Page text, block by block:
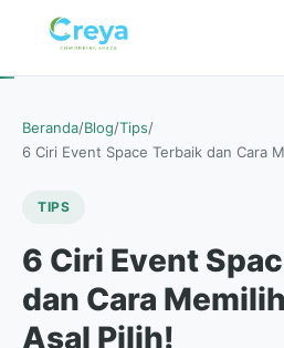
Beranda/Blog/Tips/
6 Ciri Event Space Terbaik dan Cara
TIPS
6 Ciri Event
dan Cara
Asal Pilih!